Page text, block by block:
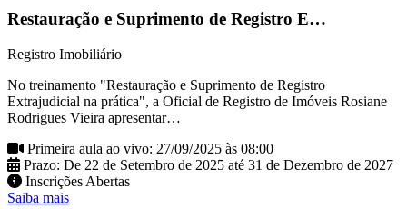
Restauração e Suprimento de Registro E…
Registro Imobiliário
No treinamento "Restauração e Suprimento de Registro
Extrajudicial na prática", a Oficial de Registro de Imóveis Rosiane
Rodrigues Vieira apresentar…
Primeira aula ao vivo: 27/09/2025 às 08:00
Prazo: De 22 de Setembro de 2025 até 31 de Dezembro de 2027
Inscrições Abertas
Saiba mais